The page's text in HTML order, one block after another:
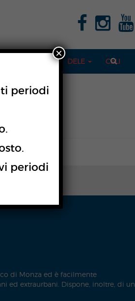
PAYPAL DELE CELI
di Monza ed è facilmente
ed extraurbani. Dispone, inoltre, di un
periodi
periodi
×